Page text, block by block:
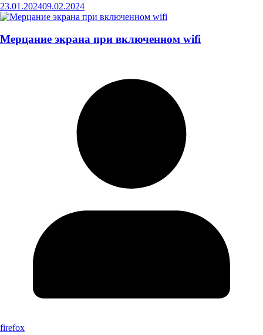
23.01.202409.02.2024
Мерцание экрана при включенном wifi
firefox